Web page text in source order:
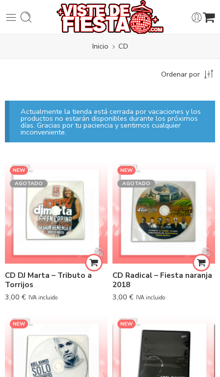
Inicio CD
Ordenar por
Actualmente la tienda está cerrada por vacaciones y los
productos no estarán disponibles durante los próximos
días. Gracias por tu paciencia y sentimos cualquier
inconveniente.
NEW
AGOTADO
CD DJ Marta – Tributo a
Torrijos
3,00 € IVA incluido
NEW
AGOTADO
CD Radical – Fiesta naranja
2018
3,00 € IVA incluido
NEW NEW